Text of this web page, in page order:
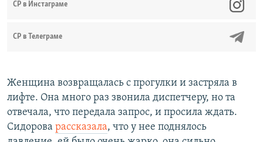
CР в Инстаграме
СР в Телеграме
Женщина возвращалась с прогулки и застряла в
лифте. Она много раз звонила диспетчеру, но та
отвечала, что передала запрос, и просила ждать.
Сидорова рассказала, что у нее поднялось